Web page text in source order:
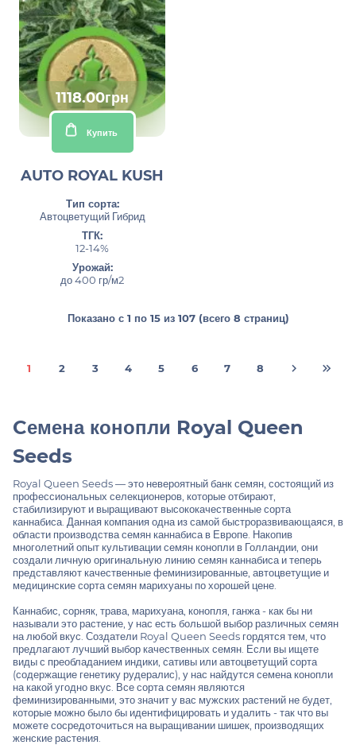
1118.00грн
Купить
AUTO ROYAL KUSH
Тип сорта:
Автоцветущий Гибрид
ТГК:
12-14%
Урожай:
до 400 гр/м2
Показано с 1 по 15 из 107 (всего 8 страниц)
1 2 3 4 5 6 7 8
Cемена конопли Royal Queen
Seeds
Royal Queen Seeds — это невероятный банк семян, состоящий из
профессиональных селекционеров, которые отбирают,
стабилизируют и выращивают высококачественные сорта
каннабиса. Данная компания одна из самой быстроразвивающаяся, в
области производства семян каннабиса в Европе. Накопив
многолетний опыт культивации семян конопли в Голландии, они
создали личную оригинальную линию семян каннабиса и теперь
представляют качественныефеминизированные автоцветущие и
медицинские сорта семян марихуаны по хорошей цене.
Каннабис, сорняк, трава, марихуана, конопля, ганжа - как бы ни
называли это растение, у нас есть большой выбор различных семян
на любой вкус. Создатели Royal Queen Seeds гордятся тем, что
предлагают лучший выбор качественных семян. Если вы ищете
виды с преобладанием индики, сативы или автоцветущий сорта
(содержащие генетику рудералис), у нас найдутся семена конопли
на какой угодно вкус. Все сорта семян являются
феминизированными, это значит у вас мужских растений не будет,
которые можно было бы идентифицировать и удалить - так что вы
можете сосредоточиться на выращивании шишек, производящих
женские растения.